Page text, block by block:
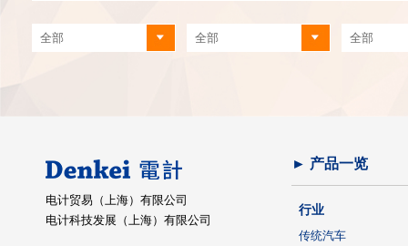
电计贸易（上海）有限公司
电计科技发展（上海）有限公司
► 产品一览
行业
传统汽车